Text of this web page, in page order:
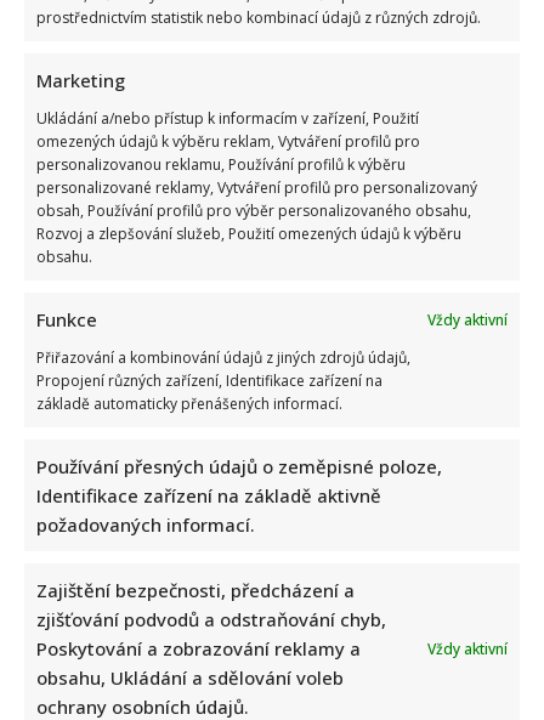
prostřednictvím statistik nebo kombinací údajů z různých zdrojů.
Marketing
Ukládání a/nebo přístup k informacím v zařízení, Použití
omezených údajů k výběru reklam, Vytváření profilů pro
personalizovanou reklamu, Používání profilů k výběru
personalizované reklamy, Vytváření profilů pro personalizovaný
obsah, Používání profilů pro výběr personalizovaného obsahu,
Rozvoj a zlepšování služeb, Použití omezených údajů k výběru
obsahu.
Funkce
Vždy aktivní
Přiřazování a kombinování údajů z jiných zdrojů údajů,
Propojení různých zařízení, Identifikace zařízení na
základě automaticky přenášených informací.
Používání přesných údajů o zeměpisné poloze,
Identifikace zařízení na základě aktivně
požadovaných informací.
Zajištění bezpečnosti, předcházení a
zjišťování podvodů a odstraňování chyb,
Poskytování a zobrazování reklamy a
obsahu, Ukládání a sdělování voleb
ochrany osobních údajů.
Vždy aktivní
Petr Fiala sdílel video s delfíny, kvůli kterému je terčem
posměchu: Mnozí ho považují za bizár
Prezident Pavel vyrazil na tajnou dovolenou: Prozradila ho
Kvíz pro milovníky češtiny: 10 otázek na slovní zásobu
odhalí, kdo patří mezi jazykové experty